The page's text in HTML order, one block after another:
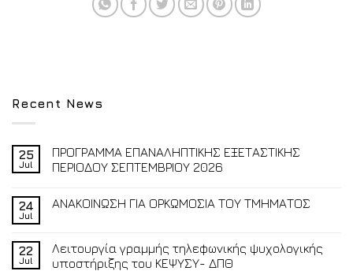
Recent News
25
Jul
ΠΡΟΓΡΑΜΜΑ ΕΠΑΝΑΛΗΠΤΙΚΗΣ ΕΞΕΤΑΣΤΙΚΗΣ
ΠΕΡΙΟΔΟΥ ΣΕΠΤΕΜΒΡΙΟΥ 2026
24
Jul
ΑΝΑΚΟΙΝΩΣΗ ΓΙΑ ΟΡΚΩΜΟΣΙΑ ΤΟΥ ΤΜΗΜΑΤΟΣ
22
Jul
Λειτουργία γραμμής τηλεφωνικής ψυχολογικής
υποστήριξης του ΚΕΨΥΣΥ- ΔΠΘ